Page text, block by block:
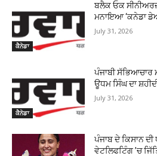
ਕੈਨੇਡਾ
ਬਲੈਕ ਓਕ
ਮਨਾਇਆ ‘ਕਨੇਡਾ
July 31, 2026
ਕੈਨੇਡਾ
ਪੰਜਾਬੀ ਸੱਭਿਆਚਾਰ
ਊਧਮ ਸਿੰਘ ਦਾ
July 31, 2026
ਪੰਜਾਬ ਦੇ ਕਿਸਾਨ
ਵੇਟਲਿਫਟਿੰਗ ’ਚ